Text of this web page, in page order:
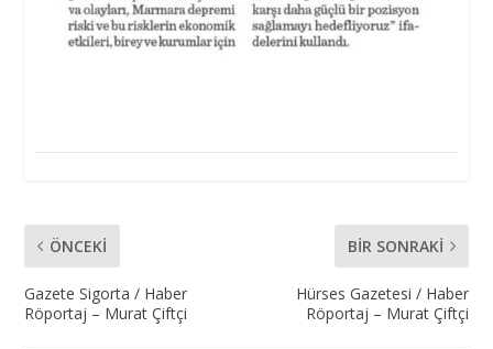
ÖNCEKI
Gazete Sigorta / Haber
Röportaj – Murat Çiftçi
BIR SONRAKI
Hürses Gazetesi / Haber
Röportaj – Murat Çiftçi